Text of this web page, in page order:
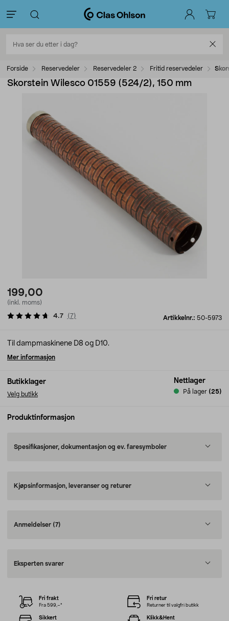
Forside Reservedeler Reservedeler 2 Fritid reservedeler
Skorstein Wilesco 01559 (524/2), 150 mm
199,00
(inkl. moms)
Artikkelnr.: 50-5973
4.7 (7)
Butikklager
Velg butikk
Nettlager
På lager (25)
Til dampmaskinene D8 og D10.
Mer informasjon
Produktinformasjon
Spesifikasjoner, dokumentasjon og ev. faresymboler
Kjøpsinformasjon, leveranser og returer
Anmeldelser (7)
Eksperten svarer
Fri frakt
Fra 599,–*
Fri retur
Returner til valgfri butikk
Sikkert Klikk&Hent